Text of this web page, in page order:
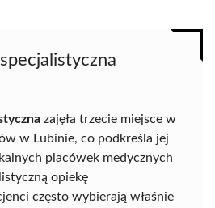
zajęła trzecie miejsce w
w Lubinie, co podkreśla jej
placówek medycznych
opiekę
często wybierają właśnie